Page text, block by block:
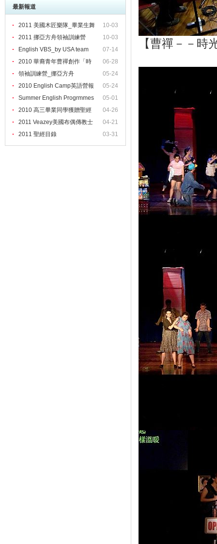
最新報道
10-03
2011 美國木匠樂隊_畢業生舞
10-03
2011 挪亞方舟領袖訓練營
07-14
English VBS_by USA team
06-28
2010 華裔青年曹禪創作「時
05-24
領袖訓練營_挪亞方舟
05-24
2010 English Camp英語營報
05-01
Summer English Progrmmes
2
04-26
2010 高三畢業同學獲贈聖經
04-21
2011 Veazey美國布偶傳教士
03-31
2011 聖經目錄
【曹禪－－